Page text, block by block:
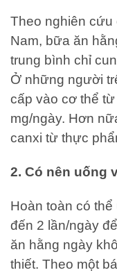
Theo nghiên cứu
Nam, bữa ăn
trung bình chỉ
Ở những người
cấp vào cơ thể
mg/ngày. Hơn
canxi từ thực
2. Có nên uống
Hoàn toàn có
đến 2 lần/ngày
ăn hằng ngày
thiết. Theo một